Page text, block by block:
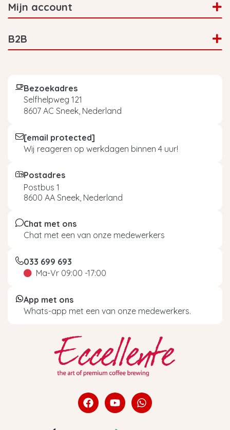
Mijn account
B2B
Bezoekadres
Selfhelpweg 121
8607 AC Sneek, Nederland
[email protected]
Wij reageren op werkdagen binnen 4 uur!
Postadres
Postbus 1
8600 AA Sneek, Nederland
Chat met ons
Chat met een van onze medewerkers
033 699 693
Ma-Vr 09:00 -17:00
App met ons
Whats-app met een van onze medewerkers.